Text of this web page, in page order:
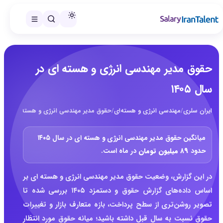
حقوق مدیر مهندسی انرژی و هسته ای در
سال ۱۴۰۵
ایران سلری/مهندسی انرژی و هسته‌ای/حقوق مدیر مهندسی انرژی و هسته ای در سال
میانگین حقوق مدیر مهندسی انرژی و هسته ای در سال ۱۴۰۵
حدود ۸۹ میلیون تومان در ماه است.
در این گزارش، وضعیت حقوق مدیر مهندسی انرژی و هسته ای بر
اساس داده‌های گزارش حقوق و دستمزد ۱۴۰۵ بررسی شده تا
تصویر روشن‌تری از سطح پرداخت، بازه متعارف بازار و تغییرات
حقوق نسبت به سال قبل داشته باشید؛ میانه حقوق مورد انتظار